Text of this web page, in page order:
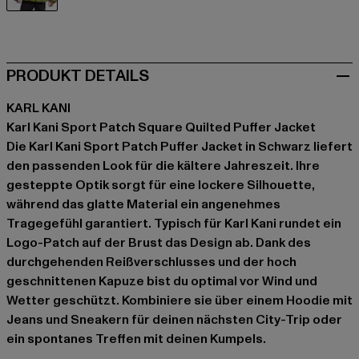
PRODUKT DETAILS
KARL KANI
Karl Kani Sport Patch Square Quilted Puffer Jacket
Die Karl Kani Sport Patch Puffer Jacket in Schwarz liefert
den passenden Look für die kältere Jahreszeit. Ihre
gesteppte Optik sorgt für eine lockere Silhouette,
während das glatte Material ein angenehmes
Tragegefühl garantiert. Typisch für Karl Kani rundet ein
Logo-Patch auf der Brust das Design ab. Dank des
durchgehenden Reißverschlusses und der hoch
geschnittenen Kapuze bist du optimal vor Wind und
Wetter geschützt. Kombiniere sie über einem Hoodie mit
Jeans und Sneakern für deinen nächsten City-Trip oder
ein spontanes Treffen mit deinen Kumpels.